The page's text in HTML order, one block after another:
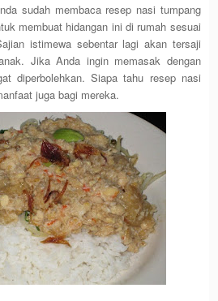
sudah membaca resep nasi tumpang
membuat hidangan ini di rumah sesuai
istimewa sebentar lagi akan tersaji
Jika Anda ingin memasak dengan
diperbolehkan. Siapa tahu resep nasi
juga bagi mereka.